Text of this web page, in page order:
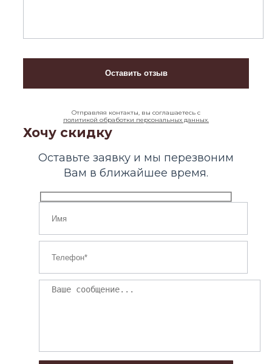
Отправляя контакты, вы соглашаетесь с
политикой обработки персональных данных.
Хочу скидку
Оставьте заявку и мы перезвоним
Вам в ближайшее время.